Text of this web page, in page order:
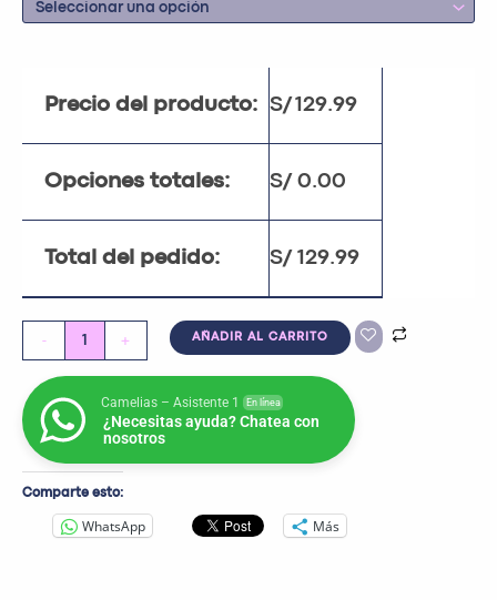
Precio del producto: S/129.99
Opciones totales: S/ 0.00
Total del pedido: S/ 129.99
- + AÑADIR AL CARRITO
Camelias – Asistente 1 En línea
¿Necesitas ayuda? Chatea con
nosotros
Comparte esto:
WhatsApp Más